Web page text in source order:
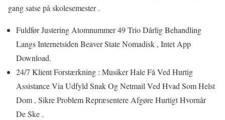
gang satse på skolesemester .
Fuldfør Justering Atomnummer 49 Trio Dårlig Behandling
Langs Internetsiden Beaver State Nomadisk , Intet App
Download.
24/7 Klient Forstærkning : Musiker Hale Få Ved Hurtig
Assistance Via Udfyld Snak Og Netmail Ved Hvad Som Helst
Dom , Sikre Problem Repræsentere Afgøre Hurtigt Hvornår
De Ske .